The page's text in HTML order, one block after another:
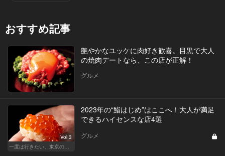
おすすめ記事
艶やかなユッケに肉好き歓喜。目黒で大人
の焼肉デートなら、この店が正解！
グルメ
Vol.3
一度は行きたい、東京の鮨の名店
2023年の“鮨はじめ”はここへ！大人が満足
できるハイセンスな店4選
グルメ